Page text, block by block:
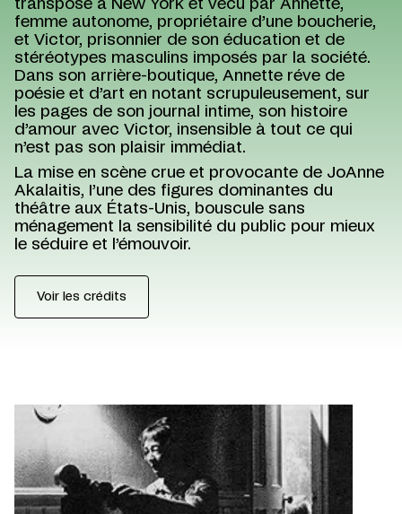
transposé à New York et vécu par Annette,
femme autonome, propriétaire d’une boucherie,
et Victor, prisonnier de son éducation et de
stéréotypes masculins imposés par la société.
Dans son arrière-boutique, Annette réve de
poésie et d’art en notant scrupuleusement, sur
les pages de son journal intime, son histoire
d’amour avec Victor, insensible à tout ce qui
n’est pas son plaisir immédiat.
La mise en scène crue et provocante de JoAnne
Akalaitis, I’une des figures dominantes du
théâtre aux États-Unis, bouscule sans
ménagement la sensibilité du public pour mieux
le séduire et l’émouvoir.
Voir les crédits